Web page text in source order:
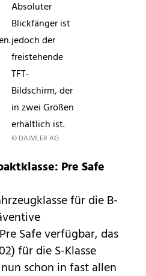
Absoluter
Blickfänger ist
jedoch der
freistehende
TFT-
Bildschirm, der
in zwei Größen
erhältlich ist.
© DAIMLER AG
Pre Safe
für die B-
Safe verfügbar, das
für dieS-Klasse
schon in fast allen